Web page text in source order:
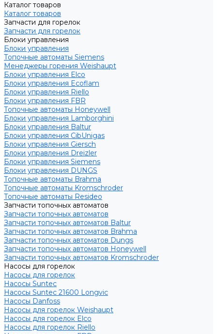
Каталог товаров
Каталог товаров
Запчасти для горелок
Запчасти для горелок
Блоки управления
Блоки управления
Топочные автоматы Siemens
Менеджеры горения Weishaupt
Блоки управления Elco
Блоки управления Ecoflam
Блоки управления Riello
Блоки управления FBR
Топочные автоматы Honeywell
Блоки управления Lamborghini
Блоки управления Baltur
Блоки управления CibUnigas
Блоки управления Giersch
Блоки управления Dreizler
Блоки управления Siemens
Блоки управления DUNGS
Топочные автоматы Brahma
Топочные автоматы Kromschroder
Топочные автоматы Resideo
Запчасти топочных автоматов
Запчасти топочных автоматов
Запчасти топочных автоматов Baltur
Запчасти топочных автоматов Brahma
Запчасти топочных автоматов Dungs
Запчасти топочных автоматов Honeywell
Запчасти топочных автоматов Kromschroder
Насосы для горелок
Насосы для горелок
Насосы Suntec
Насосы Suntec 21600 Longvic
Насосы Danfoss
Насосы для горелок Weishaupt
Насосы для горелок Elco
Насосы для горелок Riello